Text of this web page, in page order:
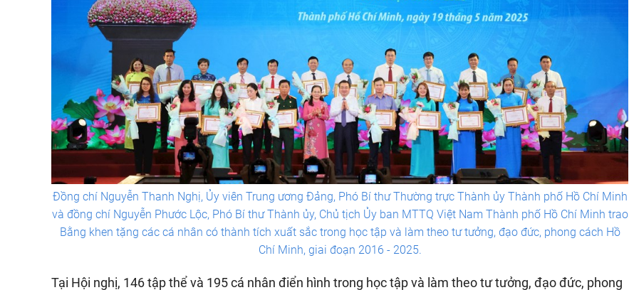
Đồng chí Nguyễn Thanh Nghị, Ủy viên Trung ương Đảng, Phó Bí thư Thường trực Thành ủy Thành phố Hồ Chí Minh
và đồng chí Nguyễn Phước Lộc, Phó Bí thư Thành ủy, Chủ tịch Ủy ban MTTQ Việt Nam Thành phố Hồ Chí Minh trao
Bằng khen tặng các cá nhân có thành tích xuất sắc trong học tập và làm theo tư tưởng, đạo đức, phong cách Hồ
Chí Minh, giai đoạn 2016 - 2025.
Tại Hội nghị, 146 tập thể và 195 cá nhân điển hình trong học tập và làm theo tư tưởng, đạo đức, phong